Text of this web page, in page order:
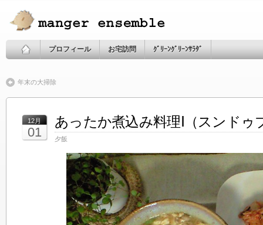
プロフィール お宅訪問 ｸﾞﾘｰﾝｸﾞﾘｰﾝｻﾗﾀﾞ
年末の大掃除
12月
01
あったか煮込み料理Ⅰ（スンドゥ
夕飯